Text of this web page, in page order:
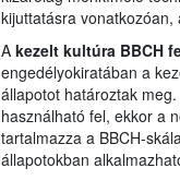
kijuttatásra
A kezelt kultúra BBCH
engedélyokiratában a
állapotot határoztak
használható fel, ekkor a
tartalmazza a BBCH-
állapotokban